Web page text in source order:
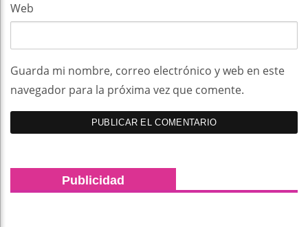
Web
Guarda mi nombre, correo electrónico y web en este
navegador para la próxima vez que comente.
Publicidad